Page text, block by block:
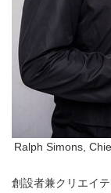
Ralph Simons,
創設者兼クリエイ